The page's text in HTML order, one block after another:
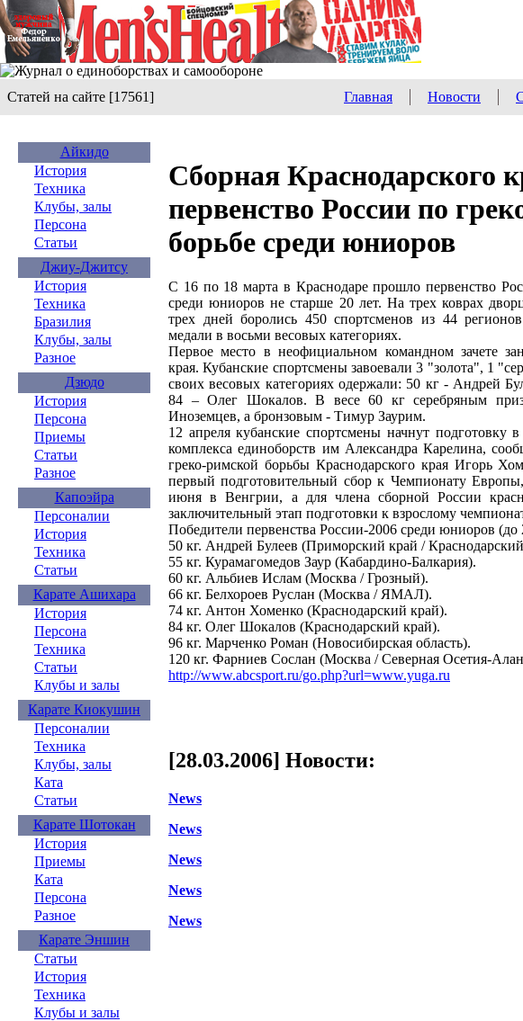
Статей на сайте [17561] Главная Новости
Айкидо
История
Техника
Клубы, залы
Персона
Статьи
Джиу-Джитсу
История
Техника
Бразилия
Клубы, залы
Разное
Дзюдо
История
Персона
Приемы
Статьи
Разное
Капоэйра
Персоналии
История
Техника
Статьи
Карате Ашихара
История
Персона
Техника
Статьи
Клубы и залы
Карате Киокушин
Персоналии
Техника
Клубы, залы
Ката
Статьи
Карате Шотокан
История
Приемы
Ката
Персона
Разное
Карате Эншин
Статьи
История
Техника
Клубы и залы
Сборная Краснодарского
первенство России по
борьбе среди юниоров
С 16 по 18 марта в Краснодаре прошло первенство
среди юниоров не старше 20 лет. На трех коврах
трех дней боролись 450 спортсменов из 44
медали в восьми весовых категориях.
Первое место в неофициальном командном зачете
края. Кубанские спортсмены завоевали 3 "золота", 1
своих весовых категориях одержали: 50 кг - Андрей
84 – Олег Шокалов. В весе 60 кг серебряным
Иноземцев, а бронзовым - Тимур Заурим.
12 апреля кубанские спортсмены начнут подготовку
комплекса единоборств им Александра Карелина,
греко-римской борьбы Краснодарского края Игорь
первый подготовительный сбор к Чемпионату
июня в Венгрии, а для члена сборной России
заключительный этап подготовки к взрослому
Победители первенства России-2006 среди юниоров (до
50 кг. Андрей Булеев (Приморский край /
55 кг. Курамагомедов Заур (Кабардино-Балкария).
60 кг. Альбиев Ислам (Москва / Грозный).
66 кг. Белхороев Руслан (Москва / ЯМАЛ).
74 кг. Антон Хоменко (Краснодарский край).
84 кг. Олег Шокалов (Краснодарский край).
96 кг. Марченко Роман (Новосибирская область).
120 кг. Фарниев Сослан (Москва / Северная Осетия-
http://www.abcsport.ru/go.php?url=www.yuga.ru
[28.03.2006] Новости:
News
News
News
News
News